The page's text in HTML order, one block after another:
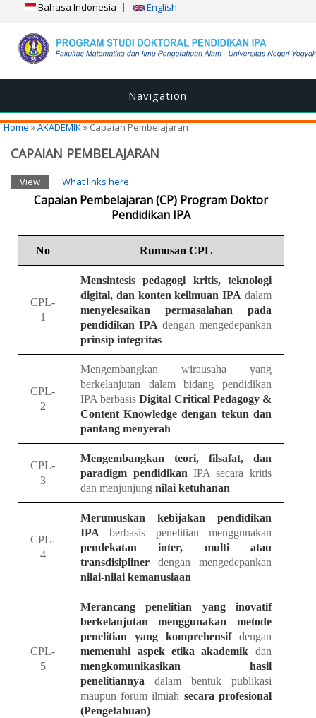
Bahasa Indonesia English
Navigation
You are here
Home»AKADEMIK» Capaian Pembelajaran
CAPAIAN PEMBELAJARAN
Primary tabs
View (active tab)
What links here
Capaian Pembelajaran (CP) Program Doktor
Pendidikan IPA
No Rumusan CPL
CPL-
1
Mensintesis pedagogi kritis, teknologi
digital, dan konten keilmuan IPA dalam
menyelesaikan permasalahan pada
pendidikan IPA dengan mengedepankan
prinsip integritas
CPL-
2
Mengembangkan wirausaha yang
berkelanjutan dalam bidang pendidikan
IPA berbasisDigital Critical Pedagogy &
Content Knowledgedengan tekun dan
pantang menyerah
CPL-
3
Mengembangkan teori, filsafat, dan
paradigm pendidikan IPA secara kritis
dan menjunjungnilai ketuhanan
CPL-
4
Merumuskan kebijakan pendidikan
IPA berbasis penelitian menggunakan
pendekatan inter, multi atau
transdisipliner dengan mengedepankan
nilai-nilai kemanusiaan
CPL-
5
Merancang penelitian yang inovatif
berkelanjutan menggunakan
metode
penelitian yang komprehensifdengan
memenuhi aspek etika akademik dan
mengkomunikasikan hasil
penelitiannya dalam bentuk publikasi
maupun forum ilmiah secara profesional
(Pengetahuan)